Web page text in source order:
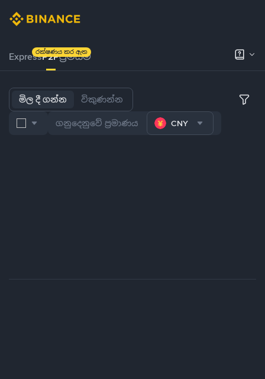
ExpressP2Pප්‍රිමියම්
රක්ෂණය කර ඇත
මිල දී ගන්න විකුණන්න
CNY